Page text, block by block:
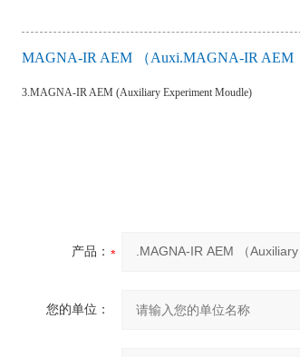
MAGNA-IR AEM （Auxi.MAGNA-IR AEM
3.MAGNA-IR AEM (Auxiliary Experiment Moudle)
产品：
您的单位：